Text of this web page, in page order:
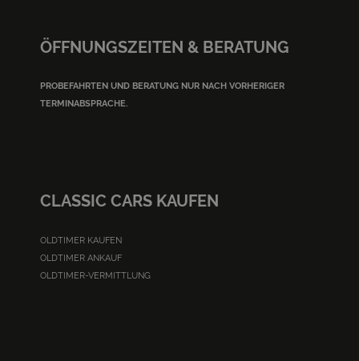
ÖFFNUNGSZEITEN & BERATUNG
PROBEFAHRTEN UND BERATUNG NUR NACH VORHERIGER
TERMINABSPRACHE.
CLASSIC CARS KAUFEN
OLDTIMER KAUFEN
OLDTIMER ANKAUF
OLDTIMER-VERMITTLUNG